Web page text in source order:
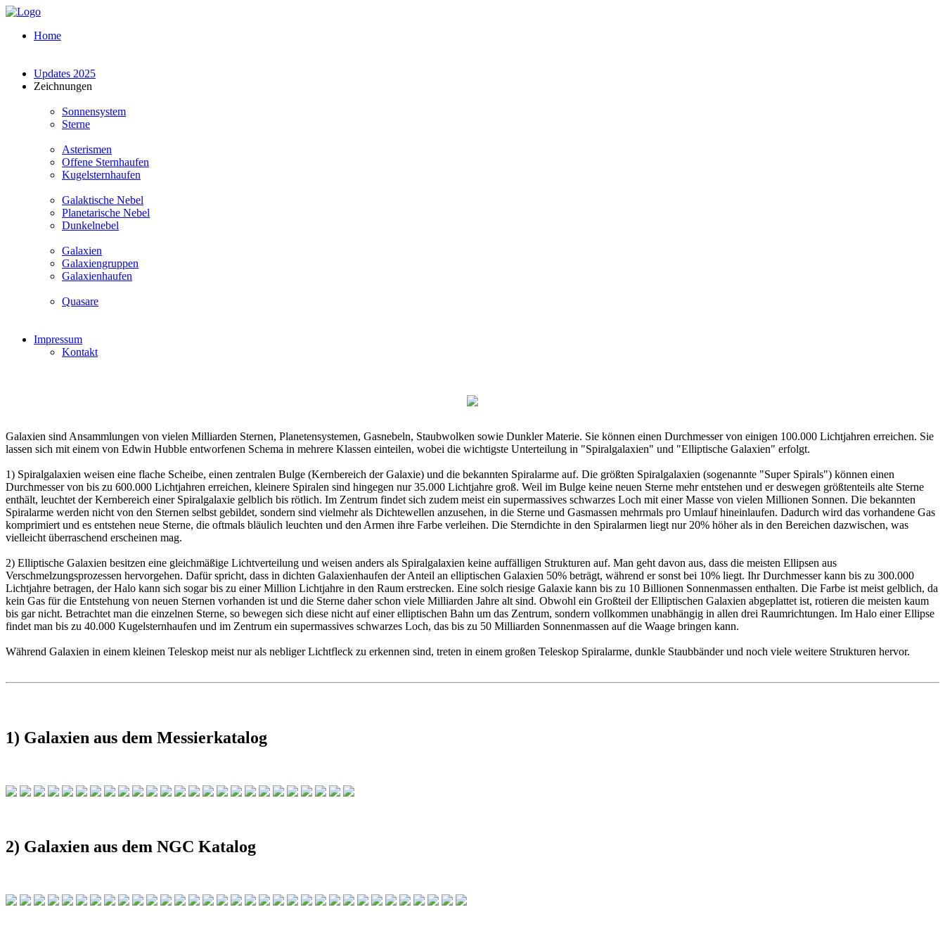
Home
Updates 2025
Zeichnungen
Sonnensystem
Sterne
Asterismen
Offene Sternhaufen
Kugelsternhaufen
Galaktische Nebel
Planetarische Nebel
Dunkelnebel
Galaxien
Galaxiengruppen
Galaxienhaufen
Quasare
Impressum
Kontakt
Galaxien sind Ansammlungen von vielen Milliarden Sternen, Planetensystemen, Gasnebeln, Staubwolken sowie Dunkler Materie. Sie können einen Durchmesser von einigen 100.000 Lichtjahren erreichen. Sie
lassen sich mit einem von Edwin Hubble entworfenen Schema in mehrere Klassen einteilen, wobei die wichtigste Unterteilung in "Spiralgalaxien" und "Elliptische Galaxien" erfolgt.
1) Spiralgalaxien weisen eine flache Scheibe, einen zentralen Bulge (Kernbereich der Galaxie) und die bekannten Spiralarme auf. Die größten Spiralgalaxien (sogenannte "Super Spirals") können einen
Durchmesser von bis zu 600.000 Lichtjahren erreichen, kleinere Spiralen sind hingegen nur 35.000 Lichtjahre groß. Weil im Bulge keine neuen Sterne mehr entstehen und er deswegen größtenteils alte Sterne
enthält, leuchtet der Kernbereich einer Spiralgalaxie gelblich bis rötlich. Im Zentrum findet sich zudem meist ein supermassives schwarzes Loch mit einer Masse von vielen Millionen Sonnen. Die bekannten
Spiralarme werden nicht von den Sternen selbst gebildet, sondern sind vielmehr als Dichtewellen anzusehen, in die Sterne und Gasmassen mehrmals pro Umlauf hineinlaufen. Dadurch wird das vorhandene Gas
komprimiert und es entstehen neue Sterne, die oftmals bläulich leuchten und den Armen ihre Farbe verleihen. Die Sterndichte in den Spiralarmen liegt nur 20% höher als in den Bereichen dazwischen, was
vielleicht überraschend erscheinen mag.
2) Elliptische Galaxien besitzen eine gleichmäßige Lichtverteilung und weisen anders als Spiralgalaxien keine auffälligen Strukturen auf. Man geht davon aus, dass die meisten Ellipsen aus
Verschmelzungsprozessen hervorgehen. Dafür spricht, dass in dichten Galaxienhaufen der Anteil an elliptischen Galaxien 50% beträgt, während er sonst bei 10% liegt. Ihr Durchmesser kann bis zu 300.000
Lichtjahre betragen, der Halo kann sich sogar bis zu einer Million Lichtjahre in den Raum erstrecken. Eine solch riesige Galaxie kann bis zu 10 Billionen Sonnenmassen enthalten. Die Farbe ist meist gelblich, da
kein Gas für die Entstehung von neuen Sternen vorhanden ist und die Sterne daher schon viele Milliarden Jahre alt sind. Obwohl ein Großteil der Elliptischen Galaxien abgeplattet ist, rotieren die meisten kaum
bis gar nicht. Betrachtet man die einzelnen Sterne, so bewegen sich diese nicht auf einer elliptischen Bahn um das Zentrum, sondern vollkommen unabhängig in allen drei Raumrichtungen. Im Halo einer Ellipse
findet man bis zu 40.000 Kugelsternhaufen und im Zentrum ein supermassives schwarzes Loch, das bis zu 50 Milliarden Sonnenmassen auf die Waage bringen kann.
Während Galaxien in einem kleinen Teleskop meist nur als nebliger Lichtfleck zu erkennen sind, treten in einem großen Teleskop Spiralarme, dunkle Staubbänder und noch viele weitere Strukturen hervor.
1) Galaxien aus dem Messierkatalog
2) Galaxien aus dem NGC Katalog